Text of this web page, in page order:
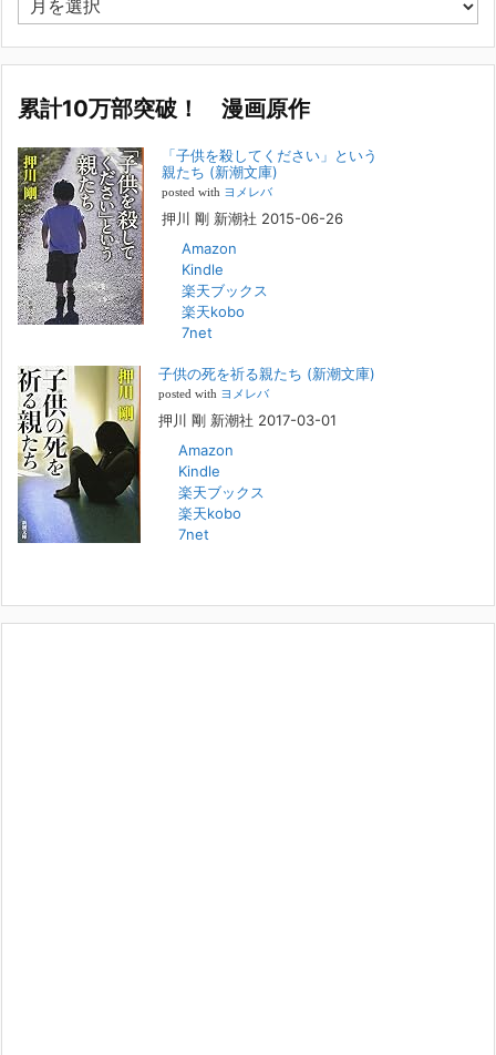
社！」というくらいの大御所が、「子供を殺してくださいという親た
ち」に興味を持ってくれたことは、漫画としても私個人としても大変な
名誉です。h[...]
若年層の子供の問題
『「子供を殺してください」という親たち』では、先月まで、10代の対
象者をテーマにした回、「ケース19 奴隷化する親たち」をお送りして
いました。こちらは、最終話をコミックバンチWebで読むことができま
す[...]
FBS福岡放送『目撃者f』出演情報
2022年2月27日
本日（日曜）深夜1時25分～FBS福岡放送『目撃者f』で、（株）トキワ
されます。「俺がつなげてやる～コワモテ“説得屋”の生き様～」続きを
[...]
人と“直接”向き合うことの価値
2022年1月14日
2022年になりました。すでに言い尽くされていることではありますが、
コロナ禍は、日々の生活や生き方そのものを考える機会となりました。
「人に会う」こと一つをとっても、実はさして必要のなかった付き合い
ー
カ
ブ
累計10万部突破！ 漫画原作
「子供を殺してください」という
親たち (新潮文庫)
posted with ヨメレバ
押川 剛 新潮社 2015-06-26
Amazon
Kindle
楽天ブックス
楽天kobo
7net
子供の死を祈る親たち (新潮文庫)
posted with ヨメレバ
押川 剛 新潮社 2017-03-01
Amazon
Kindle
楽天ブックス
楽天kobo
7net